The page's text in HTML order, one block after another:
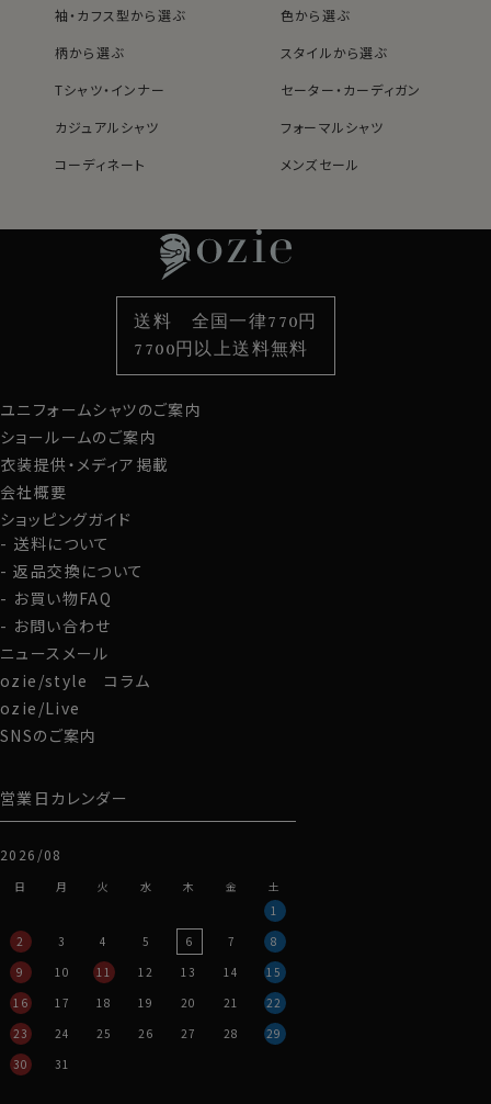
衿高をやや高くすることにより、より一層衿のロールが大
きく出るよう、また衿元がよりきれいに開くように仕上げ
ノーネクタイ専用のややカジュアル度の高い商品であり
たテレワークスタイルにうってつけのシャツといえるでし
WEBミーティングの画面映えも抜群です！
カフス部分はコンバーチブルカフスになっておりますの
で、カフスボタンもご利用いただけます。
スポット商品につき再入荷はございませんのでご了承く
ださい。
60312
袖・カフス型から選ぶ
色から選ぶ
柄から選ぶ
スタイルから選ぶ
Tシャツ・インナー
セーター・カーディガン
カジュアルシャツ
フォーマルシャツ
コーディネート
メンズセール
袖・カフス型から選ぶ
色から選ぶ
柄から選ぶ
スタイルから選ぶ
カジュアルシャツ
定番シャツ
カフスボタン
サスペンダー
財布・名刺入れ
バッグ
ストール・マフラー
グローブ
ユニフォームシャツのご案内
ショールームのご案内
衣装提供・メディア掲載
会社概要
ショッピングガイド
送料について
返品交換について
お買い物FAQ
お問い合わせ
ニュースメール
ozie/style コラム
ozie/Live
SNSのご案内
営業日カレンダー
2026/08
日 月 火 水 木 金
土
1
2
3 4 5 6 7
8
9
10 11 12 13 14
15
16
17 18 19 20 21
22
23
24 25 26 27 28
29
30
31
送料 全国一律770円
7700円以上送料無料